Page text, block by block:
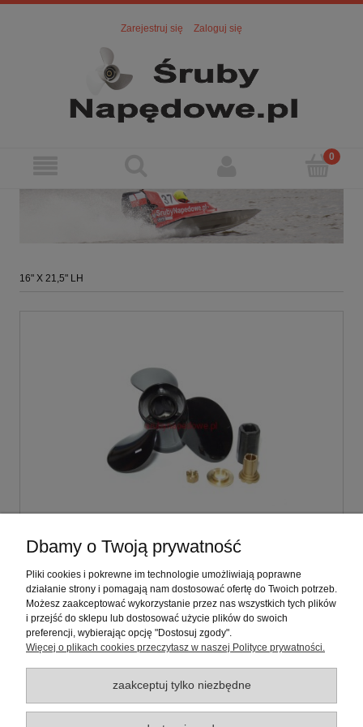
Zarejestruj się Zaloguj się
16" X 21,5" LH
Śruba napędowa 16 x 21 1/2 LH Suzuki
(>=135KM)+huba (U150 BS.PRO)
800,00 zł
zawiera 23% VAT, bez kosztów dostawy
do koszyka
Warunki zakupów
Dbamy o Twoją prywatność
Pliki cookies i pokrewne im technologie umożliwiają poprawne
działanie strony i pomagają nam dostosować ofertę do Twoich potrzeb.
Możesz zaakceptować wykorzystanie przez nas wszystkich tych plików
i przejść do sklepu lub dostosować użycie plików do swoich
preferencji, wybierając opcję "Dostosuj zgody".
Więcej o plikach cookies przeczytasz w naszej Polityce prywatności.
zaakceptuj tylko niezbędne